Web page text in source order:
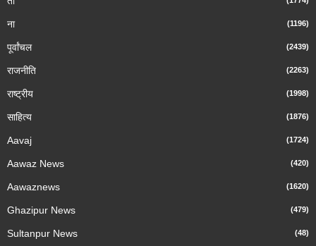
ना (1196)
पूर्वांचल (2439)
राजनीति (2263)
राष्ट्रीय (1998)
साहित्य (1876)
Aavaj (1724)
Aawaz News (420)
Aawaznews (1620)
Ghazipur News (479)
Sultanpur News (48)